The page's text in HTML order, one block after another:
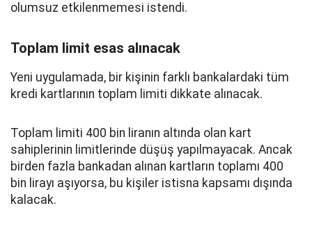
olumsuz etkilenmemesi istendi.
Toplam limit esas alınacak
Yeni uygulamada, bir kişinin farklı bankalardaki tüm
kredi kartlarının toplam limiti dikkate alınacak.
Toplam limiti 400 bin liranın altında olan kart
sahiplerinin limitlerinde düşüş yapılmayacak. Ancak
birden fazla bankadan alınan kartların toplamı 400
bin lirayı aşıyorsa, bu kişiler istisna kapsamı dışında
kalacak.